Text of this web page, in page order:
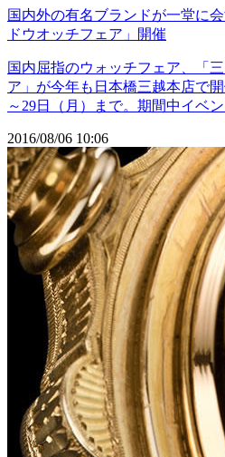
国内外の有名ブランドが一堂に
ドウオッチフェア」開催
国内屈指のウォッチフェア、「
ア」が今年も日本橋三越本店で開
～29日（月）まで。期間中イベ
2016/08/06 10:06